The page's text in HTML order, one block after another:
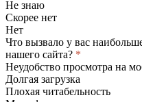
Не знаю
Скорее нет
Нет
Что вызвало у вас
нашего сайта? *
Неудобство просмотра на
Долгая загрузка
Плохая читабельность